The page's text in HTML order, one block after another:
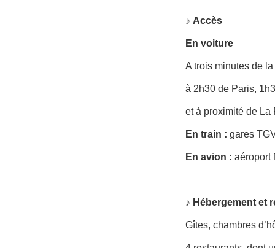
♪ Accès
En voiture
A trois minutes de
à 2h30 de Paris,
et à proximité de La
En train : gares
En avion : aéroport
♪ Hébergement et
Gîtes, chambres